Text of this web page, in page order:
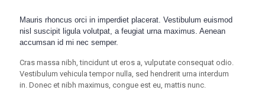
Mauris rhoncus orci in imperdiet placerat. Vestibulum euismod
nisl suscipit ligula volutpat, a feugiat urna maximus. Aenean
accumsan id mi nec semper.
Cras massa nibh, tincidunt ut eros a, vulputate consequat odio.
Vestibulum vehicula tempor nulla, sed hendrerit urna interdum
in. Donec et nibh maximus, congue est eu, mattis nunc.